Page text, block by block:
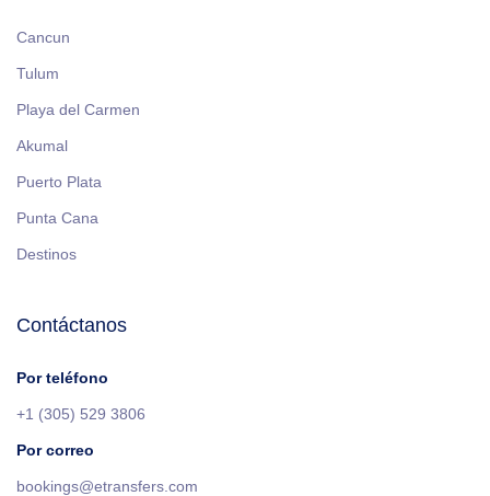
Cancun
Tulum
Playa del Carmen
Akumal
Puerto Plata
Punta Cana
Destinos
Contáctanos
Por teléfono
+1 (305) 529 3806
Por correo
bookings@etransfers.com